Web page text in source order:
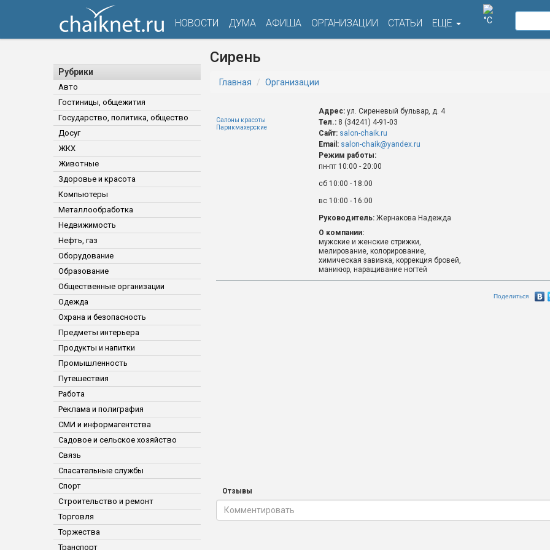
НОВОСТИ ДУМА АФИША ОРГАНИЗАЦИИ СТАТЬИ ЕЩЕ °C
Рубрики
Авто
Гостиницы, общежития
Государство, политика, общество
Досуг
ЖКХ
Животные
Здоровье и красота
Компьютеры
Металлообработка
Недвижимость
Нефть, газ
Оборудование
Образование
Общественные организации
Одежда
Охрана и безопасность
Предметы интерьера
Продукты и напитки
Промышленность
Путешествия
Работа
Реклама и полиграфия
СМИ и информагентства
Садовое и сельское хозяйство
Связь
Спасательные службы
Спорт
Строительство и ремонт
Торговля
Торжества
Транспорт
Сирень
Главная Организации
Салоны красоты
Парикмахерские
Адрес: ул. Сиреневый бульвар, д. 4
Тел.: 8 (34241) 4-91-03
Сайт: salon-chaik.ru
Email: salon-chaik@yandex.ru
Режим работы:
пн-пт 10:00 - 20:00
сб 10:00 - 18:00
вс 10:00 - 16:00
Руководитель: Жернакова Надежда
О компании:
мужские и женские стрижки,
мелирование, колорирование,
химическая завивка, коррекция бровей,
маникюр, наращивание ногтей
Поделиться
Отзывы